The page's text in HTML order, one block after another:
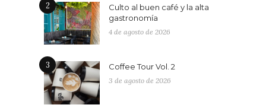
2
Culto al buen café y la alta
gastronomía
4 de agosto de 2026
3 Coffee Tour Vol. 2
3 de agosto de 2026